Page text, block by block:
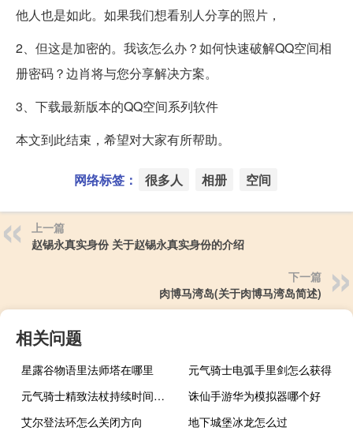
他人也是如此。如果我们想看别人分享的照片，
2、但这是加密的。我该怎么办？如何快速破解QQ空间相
册密码？边肖将与您分享解决方案。
3、下载最新版本的QQ空间系列软件
本文到此结束，希望对大家有所帮助。
网络标签： 很多人 相册 空间
上一篇
赵锡永真实身份 关于赵锡永真实身份的介绍
下一篇
肉博马湾岛(关于肉博马湾岛简述)
相关问题
星露谷物语里法师塔在哪里
元气骑士电弧手里剑怎么获得
元气骑士精致法杖持续时间可以叠加吗?
诛仙手游华为模拟器哪个好
艾尔登法环怎么关闭方向
地下城堡冰龙怎么过